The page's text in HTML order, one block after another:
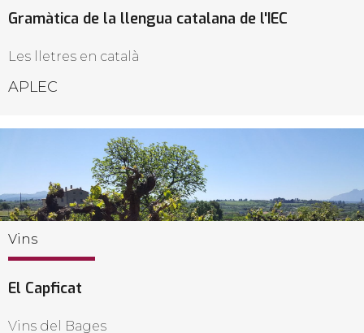
Gramàtica de la llengua catalana de l'IEC
Les lletres en català
APLEC
Vins
El Capficat
Vins del Bages